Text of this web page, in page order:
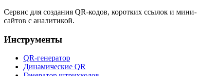
Сервис для создания QR-кодов, коротких ссылок и мини-
сайтов с аналитикой.
Инструменты
QR-генератор
Динамические QR